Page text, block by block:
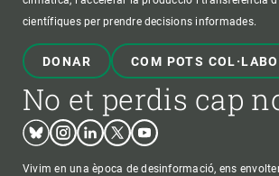
científiques per prendre decisions informades.
DONAR COM POTS
No et perdis cap
BlueskyInstagram
LinkedinTwitterYoutube
Vivim en una època de desinformació, ens